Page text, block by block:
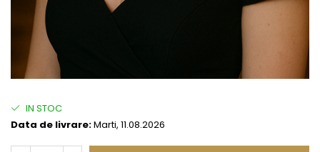
IN STOC
Data de livrare:Marti, 11.08.2026